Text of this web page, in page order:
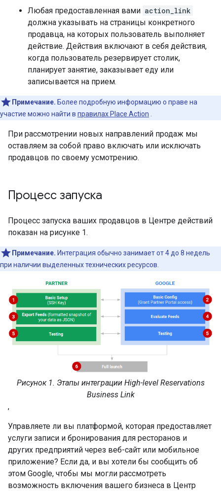
Любая предоставленная вами action_link
должна указывать на страницы конкретного
продавца, на которых пользователь выполняет
действие. Действия включают в себя действия,
когда пользователь резервирует столик,
планирует занятие, заказывает еду или
записывается на прием.
Примечание. Более подробную информацию о праве на
участие можно найти в правилах Place Action
При рассмотрении новых направлений продаж мы
оставляем за собой право включать или исключать
продавцов по своему усмотрению.
Процесс запуска
Процесс запуска ваших продавцов в Центре действий
показан на рисунке 1.
Примечание. Интеграция обычно занимает от 4 до 8 недель
при наличии выделенных технических ресурсов.
Рисунок 1. Этапы интеграции High-level Reservations
Business Link
,
Управляете ли вы платформой, которая предоставляет
услуги записи и бронирования для ресторанов и
других предприятий через веб-сайт или мобильное
приложение? Если да, и вы хотели бы сообщить об
этом Google, чтобы мы могли рассмотреть
возможность включения вашего бизнеса в Центр